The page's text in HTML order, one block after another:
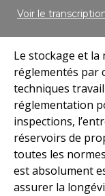
Voir le
Le stockage et
réglementés par
techniques
réglementation
inspections,
réservoirs de
toutes les
est absolument
assurer la